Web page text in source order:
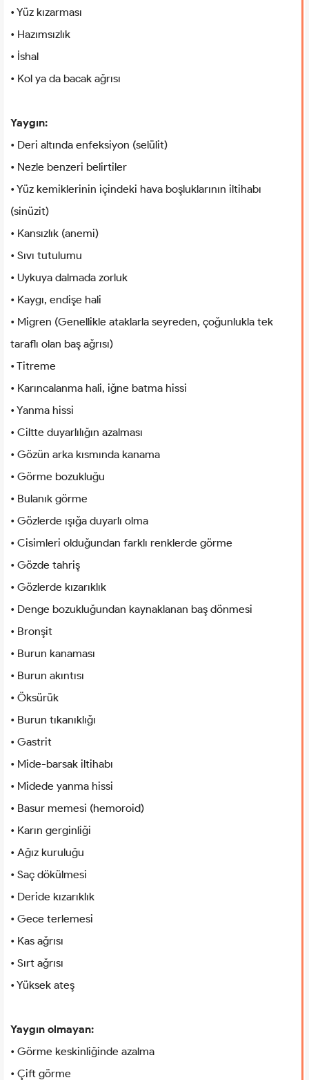
• Yüz kızarması
• Hazımsızlık
• İshal
• Kol ya da bacak ağrısı
Yaygın:
• Deri altında enfeksiyon (selülit)
• Nezle benzeri belirtiler
• Yüz kemiklerinin içindeki hava boşluklarının iltihabı
(sinüzit)
• Kansızlık (anemi)
• Sıvı tutulumu
• Uykuya dalmada zorluk
• Kaygı, endişe hali
• Migren (Genellikle ataklarla seyreden, çoğunlukla tek
taraflı olan baş ağrısı)
• Titreme
• Karıncalanma hali, iğne batma hissi
• Yanma hissi
• Ciltte duyarlılığın azalması
• Gözün arka kısmında kanama
• Görme bozukluğu
• Bulanık görme
• Gözlerde ışığa duyarlı olma
• Cisimleri olduğundan farklı renklerde görme
• Gözde tahriş
• Gözlerde kızarıklık
• Denge bozukluğundan kaynaklanan baş dönmesi
• Bronşit
• Burun kanaması
• Burun akıntısı
• Öksürük
• Burun tıkanıklığı
• Gastrit
• Mide-barsak iltihabı
• Midede yanma hissi
• Basur memesi (hemoroid)
• Karın gerginliği
• Ağız kuruluğu
• Saç dökülmesi
• Deride kızarıklık
• Gece terlemesi
• Kas ağrısı
• Sırt ağrısı
• Yüksek ateş
Yaygın olmayan:
• Görme keskinliğinde azalma
• Çift görme